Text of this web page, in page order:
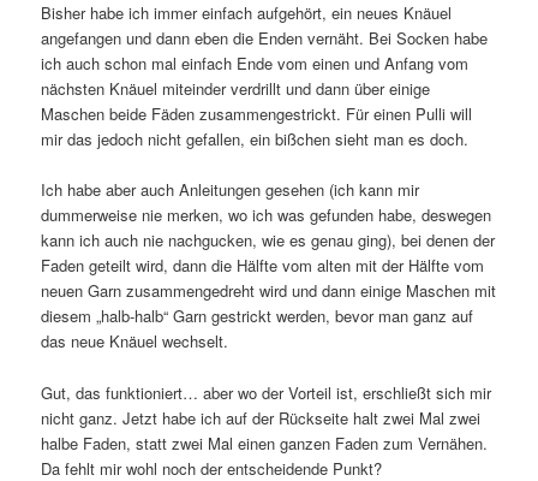
Bisher habe ich immer einfach aufgehört, ein neues Knäuel
angefangen und dann eben die Enden vernäht. Bei Socken habe
ich auch schon mal einfach Ende vom einen und Anfang vom
nächsten Knäuel miteinder verdrillt und dann über einige
Maschen beide Fäden zusammengestrickt. Für einen Pulli will
mir das jedoch nicht gefallen, ein bißchen sieht man es doch.
Ich habe aber auch Anleitungen gesehen (ich kann mir
dummerweise nie merken, wo ich was gefunden habe, deswegen
kann ich auch nie nachgucken, wie es genau ging), bei denen der
Faden geteilt wird, dann die Hälfte vom alten mit der Hälfte vom
neuen Garn zusammengedreht wird und dann einige Maschen mit
diesem „halb-halb“ Garn gestrickt werden, bevor man ganz auf
das neue Knäuel wechselt.
Gut, das funktioniert… aber wo der Vorteil ist, erschließt sich mir
nicht ganz. Jetzt habe ich auf der Rückseite halt zwei Mal zwei
halbe Faden, statt zwei Mal einen ganzen Faden zum Vernähen.
Da fehlt mir wohl noch der entscheidende Punkt?